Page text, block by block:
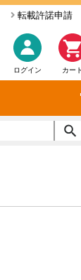
転載許諾申請
カー
ログイン